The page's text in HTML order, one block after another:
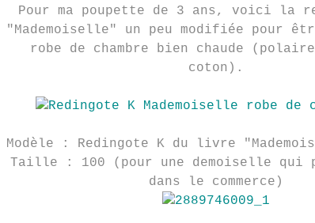
Pour ma poupette de 3 ans, voici la
"Mademoiselle" un peu modifiée pour
robe de chambre bien chaude
coton).
Modèle : Redingote K du livre
Taille : 100 (pour une demoiselle qui
dans le commerce)